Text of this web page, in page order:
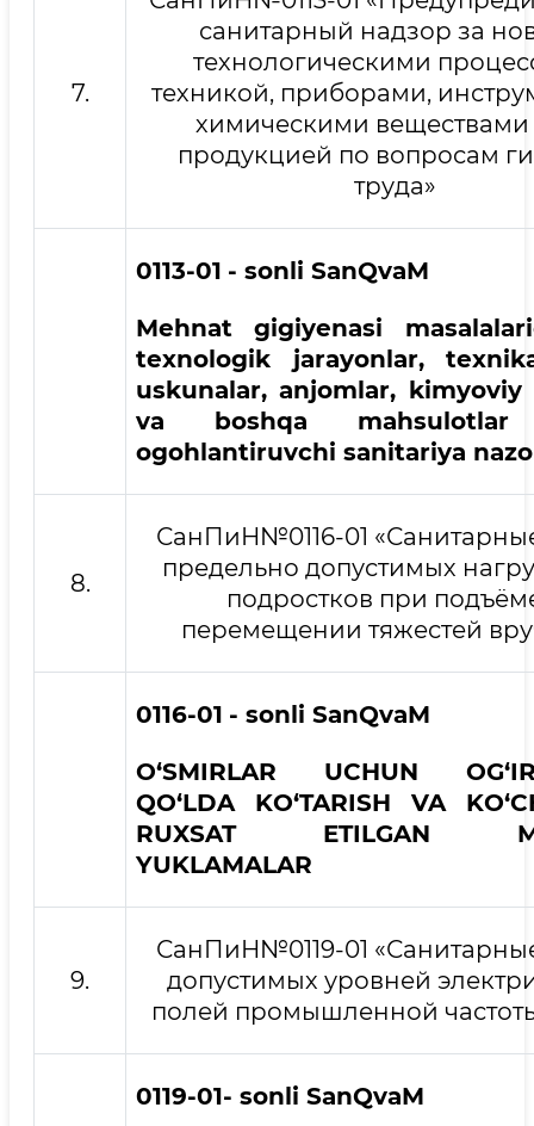
7.
санитарный надзор за
технологическими
техникой, приборами,
химическими веществами
продукцией по вопросам
труда»
0113-01 - sonli SanQvaM
Mehnat gigiyenasi
texnologik jarayonlar,
uskunalar, anjomlar, kimyoviy
va boshqa mahsulotlar
ogohlantiruvchi sanitariya
8.
СанПиН№0116-01
предельно допустимых
подростков при
перемещении тяжестей
0116-01 - sonli SanQvaM
O‘SMIRLAR UCHUN
QO‘LDA KO‘TARISH VA
RUXSAT ETILGAN
YUKLAMALAR
9.
СанПиН№0119-01
допустимых уровней
полей промышленной
0119-01- sonli SanQvaM